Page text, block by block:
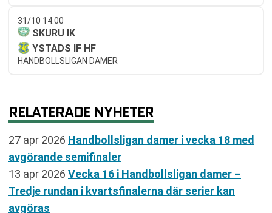
31/10 14:00
SKURU IK
YSTADS IF HF
HANDBOLLSLIGAN DAMER
RELATERADE NYHETER
27 apr 2026 Handbollsligan damer i vecka 18 med
avgörande semifinaler
13 apr 2026 Vecka 16 i Handbollsligan damer –
Tredje rundan i kvartsfinalerna där serier kan
avgöras